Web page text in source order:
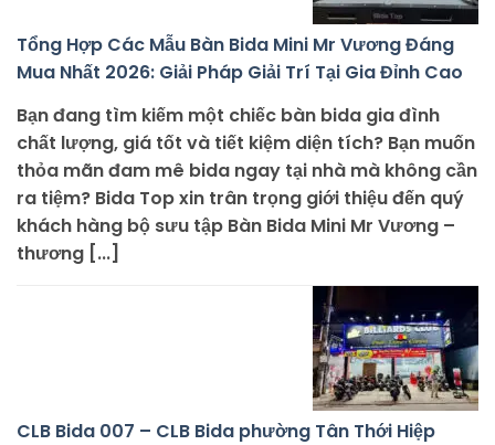
Tổng Hợp Các Mẫu Bàn Bida Mini Mr Vương Đáng
Mua Nhất 2026: Giải Pháp Giải Trí Tại Gia Đỉnh Cao
Bạn đang tìm kiếm một chiếc bàn bida gia đình
chất lượng, giá tốt và tiết kiệm diện tích? Bạn muốn
thỏa mãn đam mê bida ngay tại nhà mà không cần
ra tiệm? Bida Top xin trân trọng giới thiệu đến quý
khách hàng bộ sưu tập Bàn Bida Mini Mr Vương –
thương [...]
CLB Bida 007 – CLB Bida phường Tân Thới Hiệp